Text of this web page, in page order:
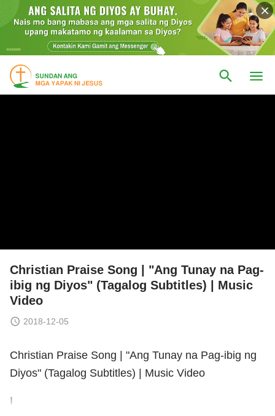
Christian Praise Song | "Ang Tunay na Pag-
ibig ng Diyos" (Tagalog Subtitles) | Music
Video
2018-12-05
Christian Praise Song | "Ang Tunay na Pag-ibig ng
Diyos" (Tagalog Subtitles) | Music Video
I